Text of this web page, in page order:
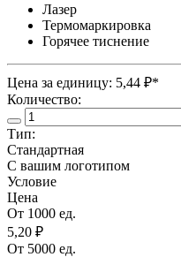
Лазер
Термомаркировка
Горячее тиснение
Цена за единицу: 5,44 ₽*
Количество:
Тип:
Стандартная
С вашим логотипом
Условие
Цена
От 1000 ед.
5,20 ₽
От 5000 ед.